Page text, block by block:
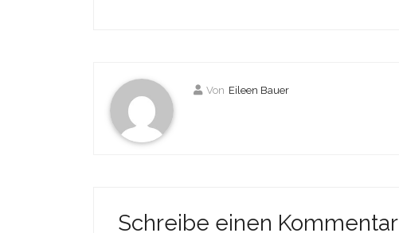
Von Eileen Bauer
Schreibe einen Kommentar